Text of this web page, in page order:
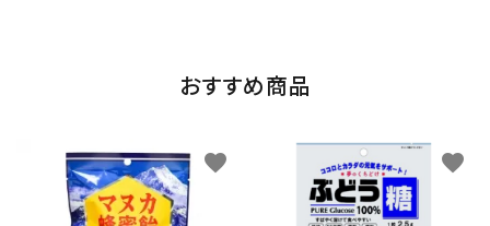
おすすめ商品
favorite favorite